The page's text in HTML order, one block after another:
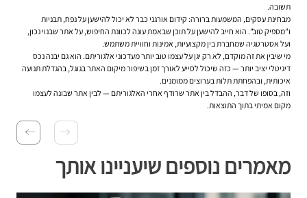
תשובה.
מבחינת עסקים, המשמעות ברורה: קידום אורגני כבר לא יכול להישען על נפח, תבניות
ו”מספיק טוב”. הוא חייב להישען על תוכן שבאמת עונה לכוונת החיפוש, על אתר שבנוי נכון,
ועל אסטרטגיה שמחברת בין מקצועיות, אמינות וחוויית משתמש.
מי שיבין את זה מוקדם, לא רק יגן על עצמו טוב יותר מעדכוני אלגוריתם. הוא גם יבנה נכס
דיגיטלי יציב יותר — כזה שיכול לסייע לאורך זמן בשיפור מיקום האתר בגוגל, בהגדלת תנועה
איכותית, ובהפחתת תלות בערוצים ממומנים.
וזה, בסופו של דבר, ההבדל בין אתר שרודף אחרי האלגוריתם — לבין אתר שבונה לעצמו
מקום אמיתי בתוך התוצאות.
מאמרים נוספים שיעניינו אותך